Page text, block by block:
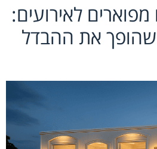
מפוארים לאירועים:
את ההבדל